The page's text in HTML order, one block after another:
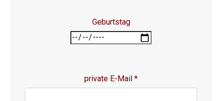
Geburtstag
private E-Mail *